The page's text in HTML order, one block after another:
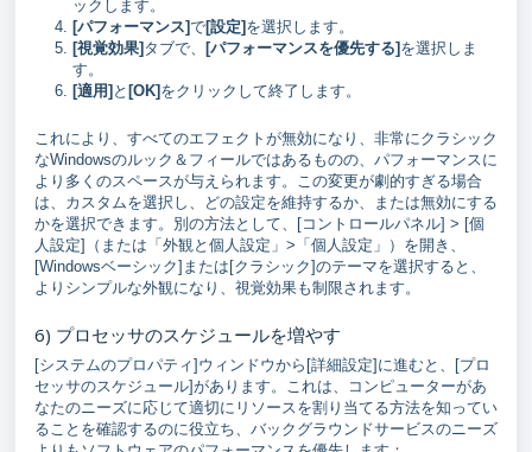
ックします。
[パフォーマンス]で[設定] を選択します。
[視覚効果] タブで、 [パフォーマンスを優先する] を選択しま
す。
[適用] と [OK] をクリックして終了します。
これにより、すべてのエフェクトが無効になり、非常にクラシック
なWindowsのルック＆フィールではあるものの、パフォーマンスに
より多くのスペースが与えられます。この変更が劇的すぎる場合
は、カスタムを選択し、どの設定を維持するか、または無効にする
かを選択できます。別の方法として、[コントロールパネル] > [個
人設定]（または「外観と個人設定」>「個人設定」）を開き、
[Windowsベーシック]または[クラシック]のテーマを選択すると、
よりシンプルな外観になり、視覚効果も制限されます。
6) プロセッサのスケジュールを増やす
[システムのプロパティ]ウィンドウから[詳細設定]に進むと、[プロ
セッサのスケジュール]があります。これは、コンピューターがあ
なたのニーズに応じて適切にリソースを割り当てる方法を知ってい
ることを確認するのに役立ち、バックグラウンドサービスのニーズ